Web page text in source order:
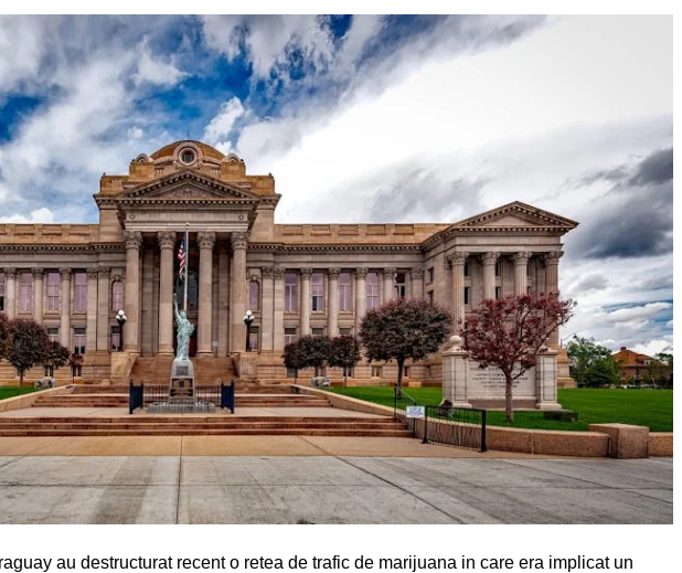
au destructurat recent o retea de trafic de marijuana in care era implicat un